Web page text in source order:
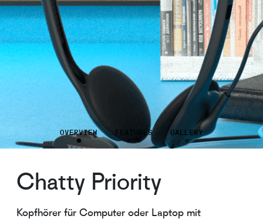
Chatty Priority
Kopfhörer für Computer oder Laptop mit
OVERVIEW FEATURES GALLERY